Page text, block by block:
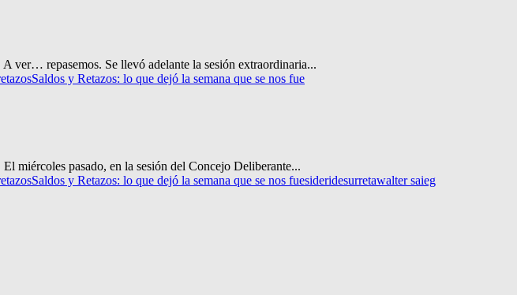
ver… repasemos. Se llevó adelante la sesión extraordinaria...
Saldos y Retazos: lo que dejó la semana que se nos fue
miércoles pasado, en la sesión del Concejo Deliberante...
Saldos y Retazos: lo que dejó la semana que se nos fuesideridesurretawalter saieg